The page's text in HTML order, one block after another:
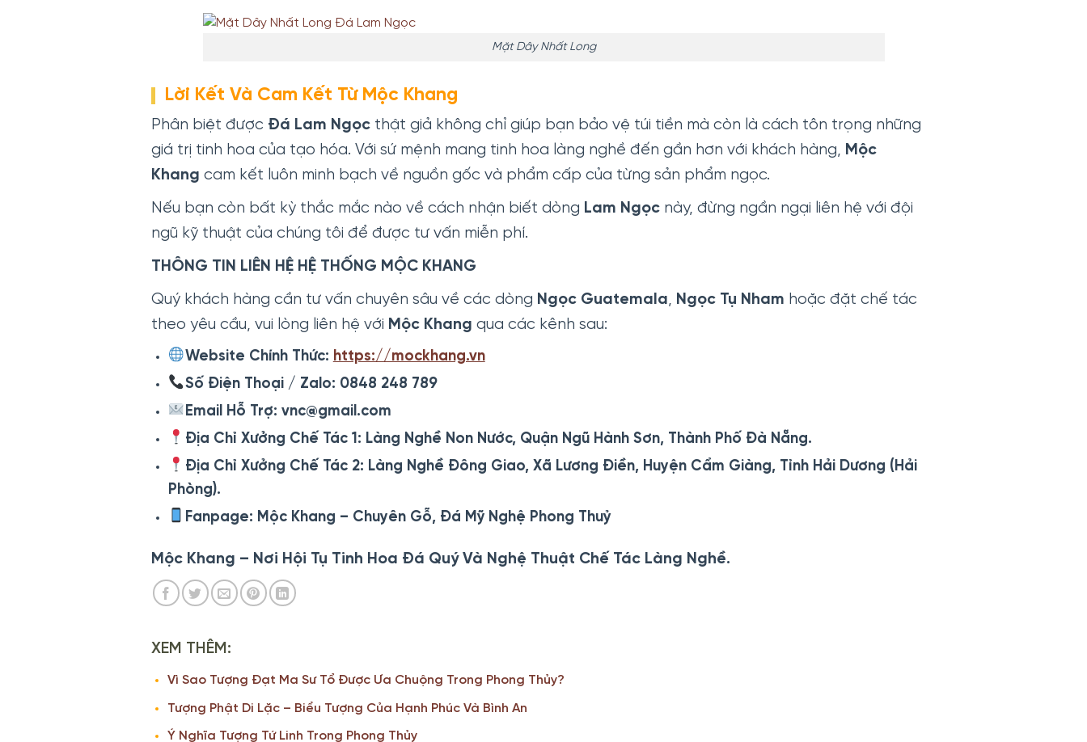
Mặt Dây Nhất Long
Lời Kết Và Cam Kết Từ Mộc Khang
Phân biệt được Đá Lam Ngọc thật giả không chỉ giúp bạn bảo vệ túi tiền mà còn là cách tôn trọng những
giá trị tinh hoa của tạo hóa. Với sứ mệnh mang tinh hoa làng nghề đến gần hơn với khách hàng, Mộc
Khang cam kết luôn minh bạch về nguồn gốc và phẩm cấp của từng sản phẩm ngọc.
Nếu bạn còn bất kỳ thắc mắc nào về cách nhận biết dòng Lam Ngọc này, đừng ngần ngại liên hệ với đội
ngũ kỹ thuật của chúng tôi để được tư vấn miễn phí.
THÔNG TIN LIÊN HỆ HỆ THỐNG MỘC KHANG
Quý khách hàng cần tư vấn chuyên sâu về các dòng Ngọc Guatemala, Ngọc Tụ Nham hoặc đặt chế tác
theo yêu cầu, vui lòng liên hệ với Mộc Khang qua các kênh sau:
Website Chính Thức: https://mockhang.vn
Số Điện Thoại / Zalo: 0848 248 789
Email Hỗ Trợ: vnc@gmail.com
Địa Chỉ Xưởng Chế Tác 1: Làng Nghề Non Nước, Quận Ngũ Hành Sơn, Thành Phố Đà Nẵng.
Địa Chỉ Xưởng Chế Tác 2: Làng Nghề Đông Giao, Xã Lương Điền, Huyện Cẩm Giàng, Tỉnh Hải Dương (Hải
Phòng).
Fanpage: Mộc Khang – Chuyên Gỗ, Đá Mỹ Nghệ Phong Thuỷ
Mộc Khang – Nơi Hội Tụ Tinh Hoa Đá Quý Và Nghệ Thuật Chế Tác Làng Nghề.
XEM THÊM:
Vì Sao Tượng Đạt Ma Sư Tổ Được Ưa Chuộng Trong Phong Thủy?
Tượng Phật Di Lặc – Biểu Tượng Của Hạnh Phúc Và Bình An
Ý Nghĩa Tượng Tứ Linh Trong Phong Thủy